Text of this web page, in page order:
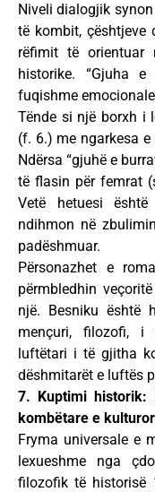
Niveli dialogjik
të kombit, çështjeve
rëfimit të orientuar
historike. “Gjuha
fuqishme
Tënde si një borxh i
(f. 6.) me ngarkesa
Ndërsa “gjuhë e
të flasin për femrat
Vetë hetuesi
ndihmon në
padëshmuar.
Përsonazhet e
përmbledhin
një. Besniku është
mençuri, filozofi, i
luftëtari i të gjitha
dëshmitarët e luftës
7. Kuptimi
kombëtare e
Fryma universale e
lexueshme nga
filozofik të historisë